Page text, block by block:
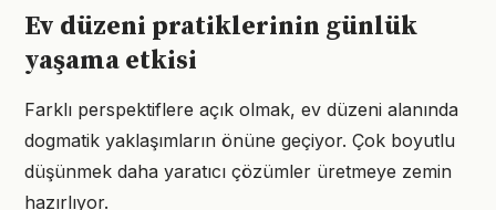
Ev düzeni pratiklerinin günlük
yaşama etkisi
Farklı perspektiflere açık olmak, ev düzeni alanında
dogmatik yaklaşımların önüne geçiyor. Çok boyutlu
düşünmek daha yaratıcı çözümler üretmeye zemin
hazırlıyor.